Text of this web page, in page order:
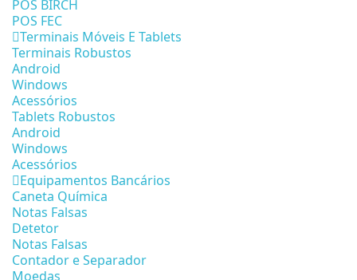
POS BIRCH
POS FEC
Terminais Móveis E Tablets
Terminais Robustos
Android
Windows
Acessórios
Tablets Robustos
Android
Windows
Acessórios
Equipamentos Bancários
Caneta Química
Notas Falsas
Detetor
Notas Falsas
Contador e Separador
Moedas